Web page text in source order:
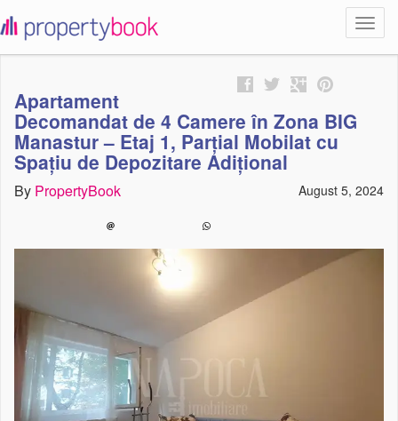
propertybook
Apartament
Decomandat de 4 Camere în Zona BIG
Manastur – Etaj 1, Parțial Mobilat cu
Spațiu de Depozitare Adițional
August 5, 2024
By PropertyBook